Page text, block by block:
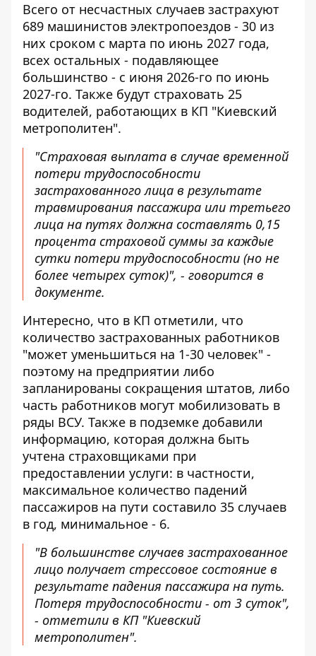
Всего от несчастных случаев застрахуют
689 машинистов электропоездов - 30 из
них сроком с марта по июнь 2027 года,
всех остальных - подавляющее
большинство - с июня 2026-го по июнь
2027-го. Также будут страховать 25
водителей, работающих в КП "Киевский
метрополитен".
"Страховая выплата в случае временной
потери трудоспособности
застрахованного лица в результате
травмирования пассажира или третьего
лица на путях должна составлять 0,15
процента страховой суммы за каждые
сутки потери трудоспособности (но не
более четырех суток)", - говорится в
документе.
Интересно, что в КП отметили, что
количество застрахованных работников
"может уменьшиться на 1-30 человек" -
поэтому на предприятии либо
запланированы сокращения штатов, либо
часть работников могут мобилизовать в
ряды ВСУ. Также в подземке добавили
информацию, которая должна быть
учтена страховщиками при
предоставлении услуги: в частности,
максимальное количество падений
пассажиров на пути составило 35 случаев
в год, минимальное - 6.
"В большинстве случаев застрахованное
лицо получает стрессовое состояние в
результате падения пассажира на путь.
Потеря трудоспособности - от 3 суток",
- отметили в КП "Киевский
метрополитен".